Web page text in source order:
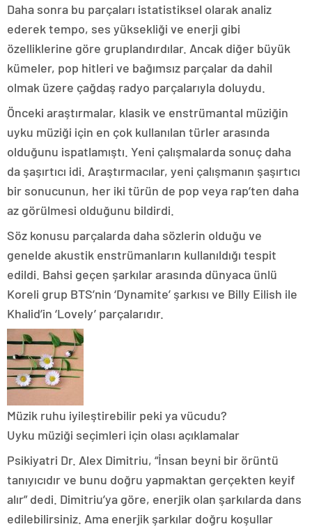
Daha sonra bu parçaları istatistiksel olarak analiz
ederek tempo, ses yüksekliği ve enerji gibi
özelliklerine göre gruplandırdılar. Ancak diğer büyük
kümeler, pop hitleri ve bağımsız parçalar da dahil
olmak üzere çağdaş radyo parçalarıyla doluydu.
Önceki araştırmalar, klasik ve enstrümantal müziğin
uyku müziği için en çok kullanılan türler arasında
olduğunu ispatlamıştı. Yeni çalışmalarda sonuç daha
da şaşırtıcı idi. Araştırmacılar, yeni çalışmanın şaşırtıcı
bir sonucunun, her iki türün de pop veya rap’ten daha
az görülmesi olduğunu bildirdi.
Söz konusu parçalarda daha sözlerin olduğu ve
genelde akustik enstrümanların kullanıldığı tespit
edildi. Bahsi geçen şarkılar arasında dünyaca ünlü
Koreli grup BTS’nin ‘Dynamite’ şarkısı ve Billy Eilish ile
Khalid’in ‘Lovely’ parçalarıdır.
Müzik ruhu iyileştirebilir peki ya vücudu?
Uyku müziği seçimleri için olası açıklamalar
Psikiyatri Dr. Alex Dimitriu, “İnsan beyni bir örüntü
tanıyıcıdır ve bunu doğru yapmaktan gerçekten keyif
alır” dedi. Dimitriu’ya göre, enerjik olan şarkılarda dans
edilebilirsiniz. Ama enerjik şarkılar doğru koşullar